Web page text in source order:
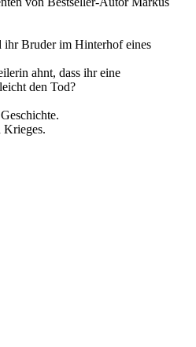
ihr Bruder im Hinterhof eines
ahnt, dass ihr eine
den Tod?
Krieges.